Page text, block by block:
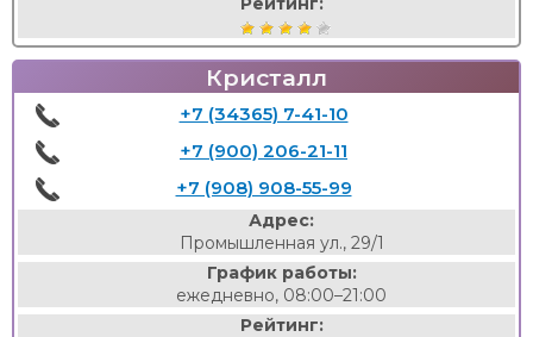
Кристалл
+7 (34365) 7-41-10
+7 (900) 206-21-11
+7 (908) 908-55-99
Адрес:
Промышленная ул., 29/1
График работы:
ежедневно, 08:00–21:00
Рейтинг: